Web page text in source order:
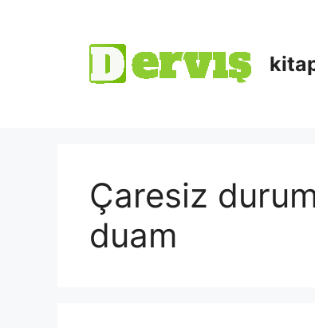
Çaresiz
duam